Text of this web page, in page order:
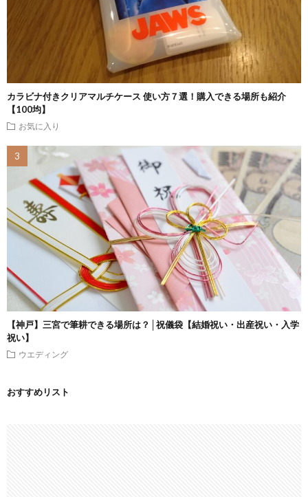
カラビナ付きクリアマルチケース 使い方７選！購入できる場所も紹介
【100均】
お気に入り
【神戸】三宮で筆耕できる場所は？│祝儀袋【結婚祝い・出産祝い・入学
祝い】
ウエディング
おすすめリスト